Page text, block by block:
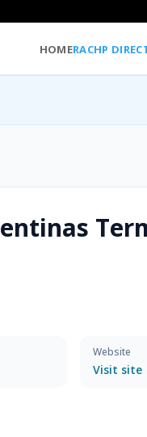
HOMERACHP
Website
Visit site